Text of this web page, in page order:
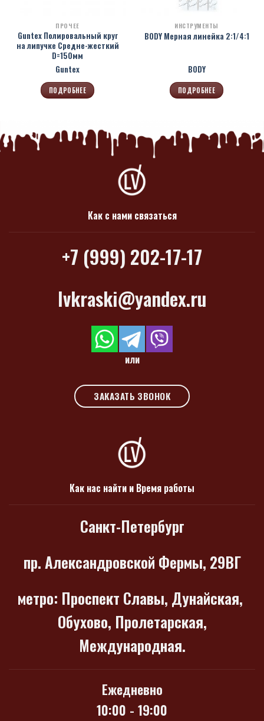
ПРОЧЕЕ
Guntex Полировальный круг
на липучке Средне-жесткий
D=150мм
Guntex
ПОДРОБНЕЕ
ИНСТРУМЕНТЫ
BODY Мерная линейка 2:1/4:1
BODY
ПОДРОБНЕЕ
Как с нами связаться
+7 (999) 202-17-17
lvkraski@yandex.ru
или
ЗАКАЗАТЬ ЗВОНОК
Как нас найти и Время работы
Санкт-Петербург
пр. Александровской Фермы, 29ВГ
метро: Проспект Славы, Дунайская,
Обухово, Пролетарская,
Международная.
Ежедневно
10:00 - 19:00